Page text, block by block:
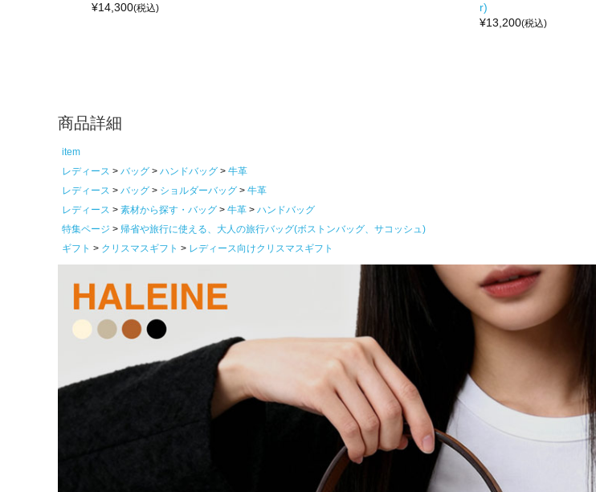
¥14,300(税込)
r)
¥13,200(税込)
商品詳細
item
レディース
バッグ ハンドバッグ
牛革
レディース
バッグ ショルダーバッグ
牛革
レディース
素材から探す・バッグ 牛革
ハンドバッグ
特集ページ
帰省や旅行に使える、大人の旅行バッグ(ボストンバッグ、サコッシュ)
ギフト
クリスマスギフト レディース向けクリスマスギフト